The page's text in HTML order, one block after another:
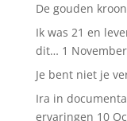
De gouden
Ik was 21 en
dit… 1
Je bent niet je
Ira in
ervaringen 10